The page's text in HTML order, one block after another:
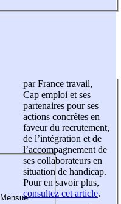
par France travail,
Cap emploi et ses
partenaires pour ses
actions concrètes en
faveur du recrutement,
de l’intégration et de
l’accompagnement de
ses collaborateurs en
situation de handicap.
Pour en savoir plus,
consultez cet article.